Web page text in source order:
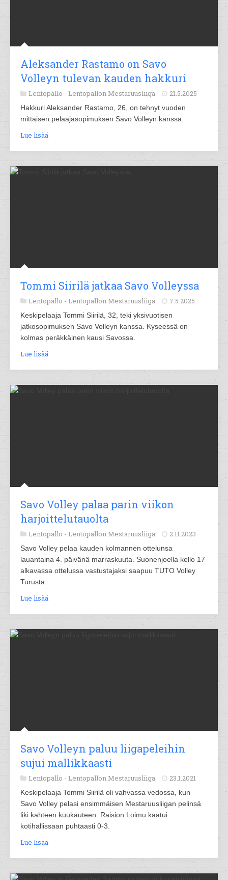
Aleksander Rastamo on Savo
Volleyn tulevan kauden hakkuri
Lentopallo - Lentopallon Mestaruusliiga 21.5.2025
Hakkuri Aleksander Rastamo, 26, on tehnyt vuoden
mittaisen pelaajasopimuksen Savo Volleyn kanssa.
Lue lisää
Tommi Siirilä jatkaa Savo Volleyssa
Lentopallo - Lentopallon Mestaruusliiga 7.5.2025
Keskipelaaja Tommi Siirilä, 32, teki yksivuotisen
jatkosopimuksen Savo Volleyn kanssa. Kyseessä on
kolmas peräkkäinen kausi Savossa.
Lue lisää
Savo Volley palaa parin viikon
harjoittelutauolta
Lentopallo - Lentopallon Mestaruusliiga 2.11.2023
Savo Volley pelaa kauden kolmannen ottelunsa
lauantaina 4. päivänä marraskuuta. Suonenjoella kello 17
alkavassa ottelussa vastustajaksi saapuu TUTO Volley
Turusta.
Lue lisää
Savo Volleyn paluu liigapeleihin
sujui mallikkaasti
Lentopallo - Lentopallon Mestaruusliiga 23.1.2021
Keskipelaaja Tommi Siirilä oli vahvassa vedossa, kun
Savo Volley pelasi ensimmäisen Mestaruusliigan pelinsä
liki kahteen kuukauteen. Raision Loimu kaatui
kotihallissaan puhtaasti 0-3.
Lue lisää